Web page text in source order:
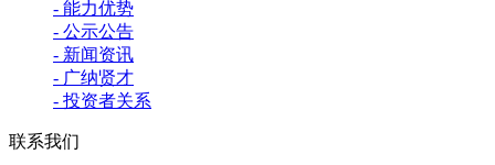
- 能力优势
- 公示公告
- 新闻资讯
- 广纳贤才
- 投资者关系
联系我们